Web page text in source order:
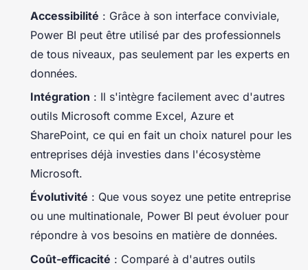
Accessibilité : Grâce à son interface conviviale,
Power BI peut être utilisé par des professionnels
de tous niveaux, pas seulement par les experts en
données.
Intégration : Il s'intègre facilement avec d'autres
outils Microsoft comme Excel, Azure et
SharePoint, ce qui en fait un choix naturel pour les
entreprises déjà investies dans l'écosystème
Microsoft.
Évolutivité : Que vous soyez une petite entreprise
ou une multinationale, Power BI peut évoluer pour
répondre à vos besoins en matière de données.
Coût-efficacité : Comparé à d'autres outils